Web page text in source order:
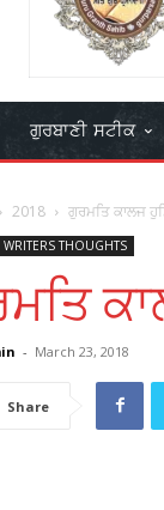
ਗੁਰਬਾਣੀ ਸਟੀਕ
2018 ਗੁਰਮਤਿ ਕਾਲਜ
WRITERS THOUGHTS
- March 23, 2018
Share